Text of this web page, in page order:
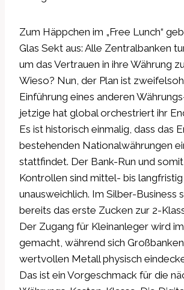
Zum Häppchen im „Free Lunch“
Glas Sekt aus: Alle Zentralbanken
um das Vertrauen in ihre Währung
Wieso? Nun, der Plan ist
Einführung eines anderen
jetzige hat global orchestriert ihr
Es ist historisch einmalig, dass das
bestehenden Nationalwährungen
stattfindet. Der Bank-Run und
Kontrollen sind mittel- bis langfristig
unausweichlich. Im Silber-Business
bereits das erste Zucken zur 2-
Der Zugang für Kleinanleger wird
gemacht, während sich
wertvollen Metall physisch
Das ist ein Vorgeschmack für die